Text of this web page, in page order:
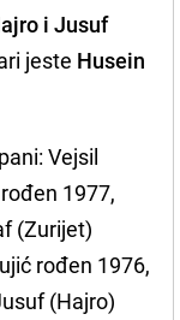
i Jusuf
jeste Husein
Vejsil
1977,
(Zurijet)
rođen 1976,
(Hajro)